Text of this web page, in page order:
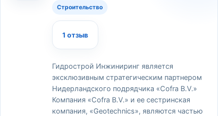
Строительство
1 отзыв
Гидрострой Инжиниринг является
эксклюзивным стратегическим партнером
Нидерландского подрядчика «Cofra B.V.»
Компания «Cofra B.V.» и ее сестринская
компания, «Geotechnics», являются частью